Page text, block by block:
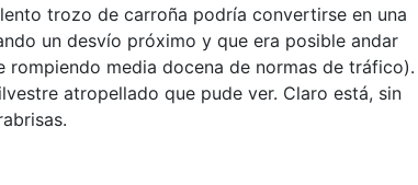
trozo de carroña podría convertirse en una
un desvío próximo y que era posible andar
media docena de normas de tráfico).
atropellado que pude ver. Claro está, sin